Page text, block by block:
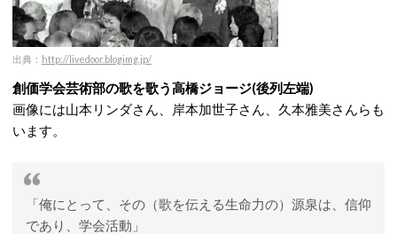
出典： http://livedoor.blogimg.jp/
創価学会芸術部の歌を歌う高橋ジョージ(後列左端)
画像には山本リンダさん、岸本加世子さん、久本雅美さんらも
います。
「俺にとって、その（歌を伝える生命力の）源泉は、信仰
であり、学会活動」